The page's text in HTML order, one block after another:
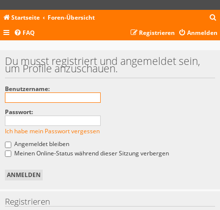
Startseite Foren-Übersicht
c
FAQ Anmelden
Registrieren
Du musst registriert und angemeldet sein,
um Profile anzuschauen.
Benutzername:
Passwort:
Ich habe mein Passwort vergessen
Angemeldet bleiben
Meinen Online-Status während dieser Sitzung verbergen
Registrieren